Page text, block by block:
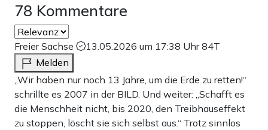
78 Kommentare
Freier Sachse 13.05.2026 um 17:38 Uhr84T
Melden
„Wir haben nur noch 13 Jahre, um die Erde zu retten!“
schrillte es 2007 in der BILD. Und weiter: „Schafft es
die Menschheit nicht, bis 2020, den Treibhauseffekt
zu stoppen, löscht sie sich selbst aus.“ Trotz sinnlos